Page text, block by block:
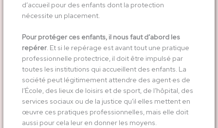
d’accueil pour des enfants dont la protection
nécessite un placement.
Pour protéger ces enfants, il nous faut d’abord les
repérer. Et si le repérage est avant tout une pratique
professionnelle protectrice, il doit être impulsé par
toutes les institutions qui accueillent des enfants. La
société peut légitimement attendre des agent·es de
l’École, des lieux de loisirs et de sport, de l’hôpital, des
services sociaux ou de la justice qu’il·elles mettent en
œuvre ces pratiques professionnelles, mais elle doit
aussi pour cela leur en donner les moyens.